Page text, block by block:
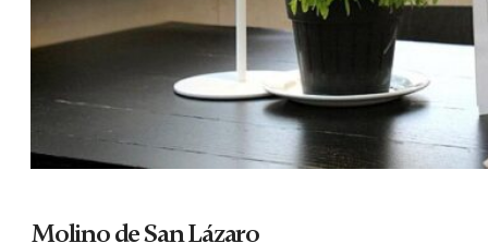
Molino de San Lázaro